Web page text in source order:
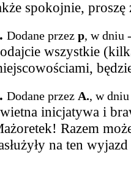
spokojnie,
Dodane przez p, w dniu
wszystkie
Dodane przez A., w
inicjatywa i
Razem
na ten